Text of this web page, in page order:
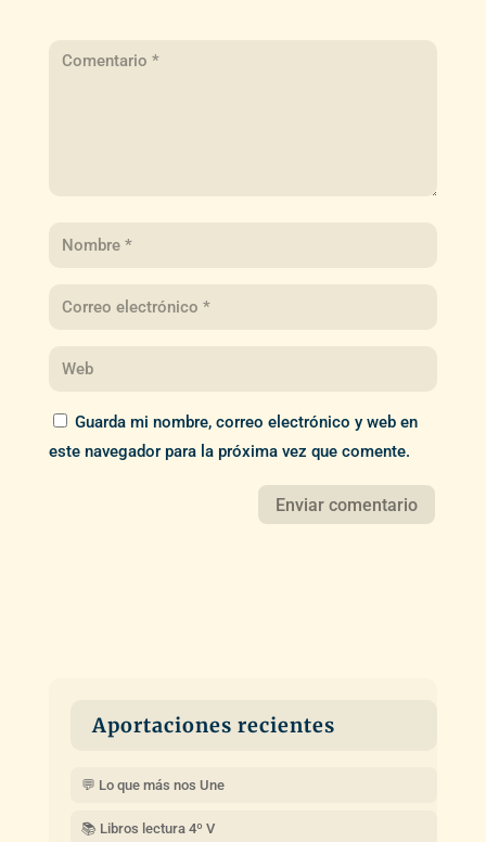
Guarda mi nombre, correo electrónico y web en
este navegador para la próxima vez que comente.
Aportaciones recientes
💬 Lo que más nos Une
📚 Libros lectura 4º V